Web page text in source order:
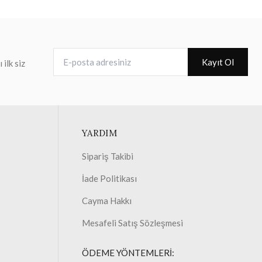
ilk siz
Kayıt Ol
YARDIM
Sipariş Takibi
İade Politikası
Cayma Hakkı
Mesafeli Satış Sözleşmesi
ÖDEME YÖNTEMLERİ: